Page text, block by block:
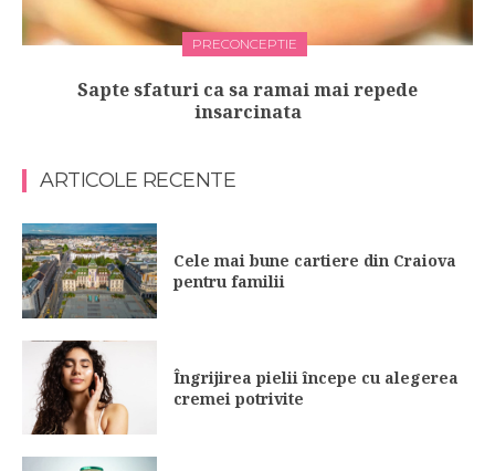
PRECONCEPTIE
Sapte sfaturi ca sa ramai mai repede
insarcinata
ARTICOLE RECENTE
Cele mai bune cartiere din Craiova
pentru familii
Îngrijirea pielii începe cu alegerea
cremei potrivite